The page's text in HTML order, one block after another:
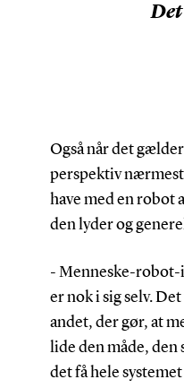
Det
Også når det
perspektiv
have med en robot
den lyder og
- Menneske-robot-
er nok i sig selv.
andet, der gør, at
lide den måde, den
det få hele